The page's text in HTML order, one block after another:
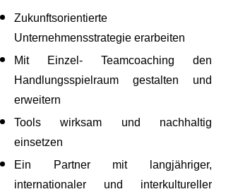
Zukunftsorientierte
Unternehmensstrategie erarbeiten
Mit Einzel- Teamcoaching den
Handlungsspielraum gestalten und
erweitern
Tools wirksam und nachhaltig
einsetzen
Ein Partner mit langjähriger,
internationaler und interkultureller